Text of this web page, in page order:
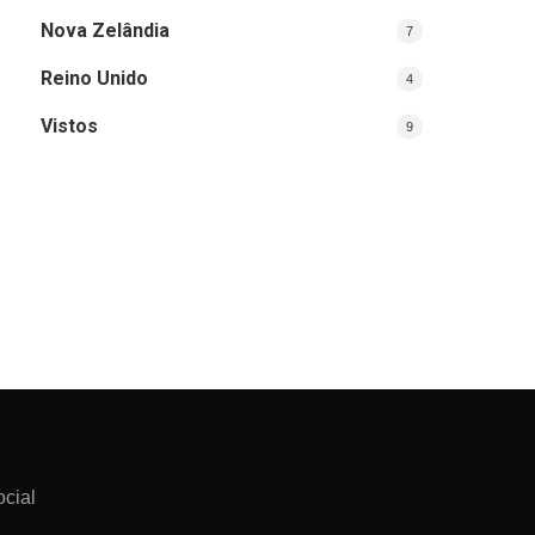
Nova Zelândia 7
Reino Unido 4
Vistos 9